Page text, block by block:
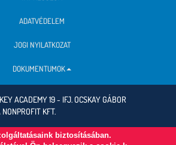
biztosításában.
ADATVÉDELEM
JOGI NYILATKOZAT
DOKUMENTUMOK
ACADEMY 19 - IFJ. OCSKAY GÁBOR
KFT.